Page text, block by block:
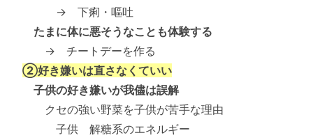
→ 下痢・嘔吐
たまに体に悪そうなことも体験する
→ チートデーを作る
②好き嫌いは直さなくていい
子供の好き嫌いが我儘は誤解
クセの強い野菜を子供が苦手な理由
子供 解糖系のエネルギー